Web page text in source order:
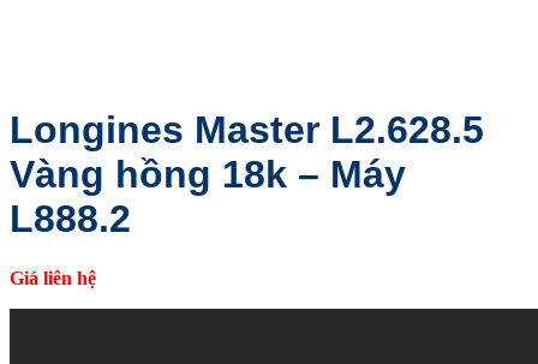
Longines Master L2.628.5
Vàng hồng 18k – Máy
L888.2
Giá liên hệ